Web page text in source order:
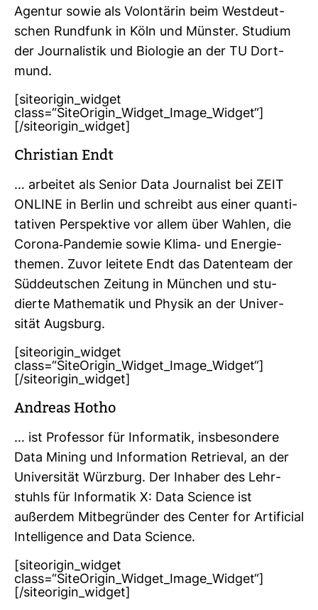
Agentur sowie als Volon­tärin beim West­deut­
schen Rund­funk in Köln und Münster. Stu­dium
der Jour­na­listik und Bio­logie an der TU Dort­
mund.
[siteorigin_widget
class=“SiteOrigin_Widget_Image_Widget“]
[/siteorigin_widget]
Chris­tian Endt
… arbeitet als Senior Data Jour­na­list bei ZEIT
ONLINE in Berlin und schreibt aus einer quan­ti­
ta­tiven Per­spek­tive vor allem über Wahlen, die
Corona-​Pan­demie sowie Klima-​ und Ener­gie­
themen. Zuvor lei­tete Endt das Daten­team der
Süd­deut­schen Zei­tung in Mün­chen und stu­
dierte Mathe­matik und Physik an der Uni­ver­
sität Augs­burg.
[siteorigin_widget
class=“SiteOrigin_Widget_Image_Widget“]
[/siteorigin_widget]
Andreas Hotho
… ist Pro­fessor für Infor­matik, ins­be­son­dere
Data Mining und Infor­ma­tion Retrieval, an der
Uni­ver­sität Würz­burg. Der Inhaber des Lehr­
stuhls für Infor­matik X: Data Sci­ence ist
außerdem Mit­be­gründer des Center for Arti­fi­cial
Intel­li­gence and Data Sci­ence.
[siteorigin_widget
class=“SiteOrigin_Widget_Image_Widget“]
[/siteorigin_widget]